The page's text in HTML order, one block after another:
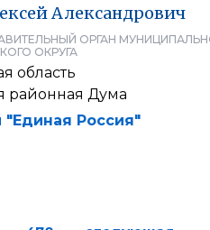
Александрович
ОРГАН
ОКРУГА
область
районная Дума
"Единая Россия"